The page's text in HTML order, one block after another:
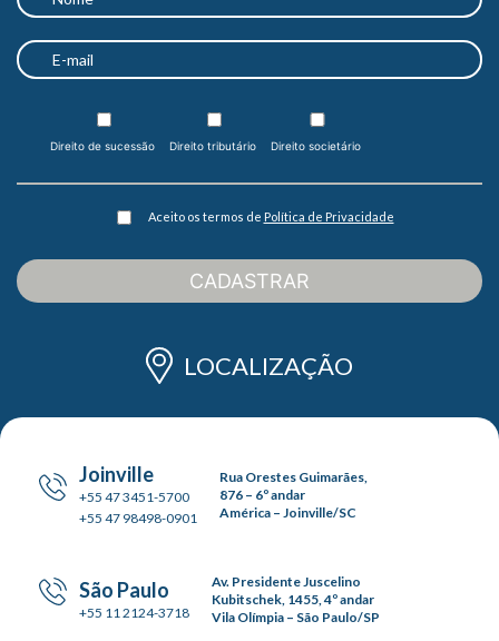
Direito de sucessão Direito tributário Direito societário
Aceito os termos de Política de Privacidade
CADASTRAR
LOCALIZAÇÃO
Joinville
+55 47 3451-5700
+55 47 98498-0901
Rua Orestes Guimarães,
876 – 6º andar
América – Joinville/SC
São Paulo
+55 11 2124-3718
Av. Presidente Juscelino
Kubitschek, 1455, 4º andar
Vila Olímpia – São Paulo/SP